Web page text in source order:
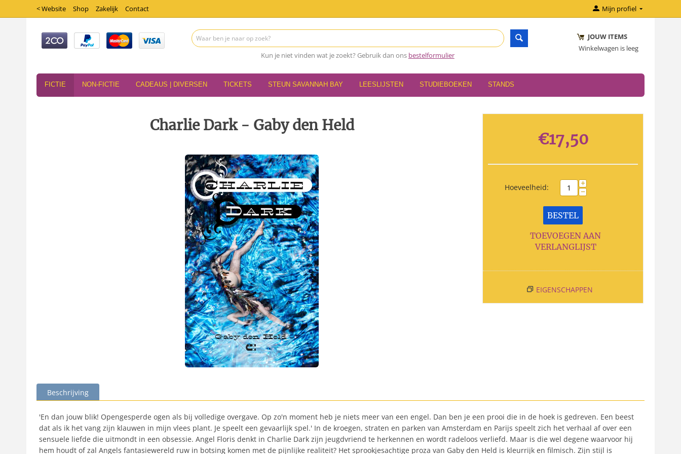
< Website Shop Zakelijk Contact Mijn profiel
Kun je niet vinden wat je zoekt? Gebruik dan ons bestelformulier
JOUW ITEMS
Winkelwagen is leeg
FICTIE NON-FICTIE CADEAUS | DIVERSEN TICKETS STEUN SAVANNAH BAY LEESLIJSTEN STUDIEBOEKEN STANDS
Charlie Dark - Gaby den Held
€17,50
Hoeveelheid: +
−
BESTEL
TOEVOEGEN AAN
VERLANGLIJST
EIGENSCHAPPEN
Beschrijving
'En dan jouw blik! Opengesperde ogen als bij volledige overgave. Op zo'n moment heb je niets meer van een engel. Dan ben je een prooi die in de hoek is gedreven. Een beest
dat als ik het vang zijn klauwen in mijn vlees plant. Je speelt een gevaarlijk spel.' In de kroegen, straten en parken van Amsterdam en Parijs speelt zich het verhaal af over een
sensuele liefde die uitmondt in een obsessie. Angel Floris denkt in Charlie Dark zijn jeugdvriend te herkennen en wordt radeloos verliefd. Maar is die wel degene waarvoor hij
hem houdt of zal Angels fantasiewereld ruw in botsing komen met de pijnlijke realiteit? Het sprookjesachtige proza van Gaby den Held is kleurrijk en filmisch. Zijn stijl is